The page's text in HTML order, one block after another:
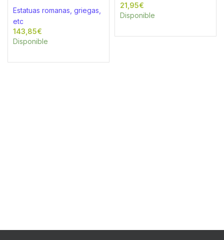
Estatuas romanas, griegas,
etc
€
Disponible
€
Disponible